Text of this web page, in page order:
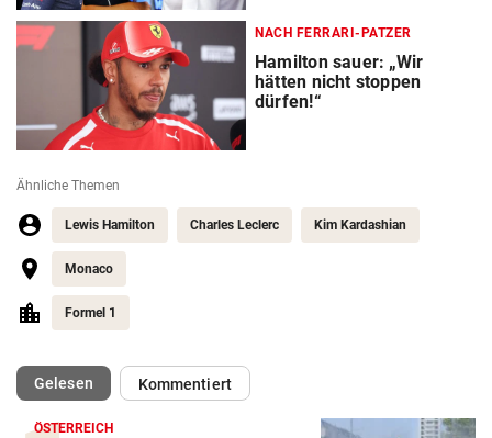
NACH FERRARI-PATZER
Hamilton sauer: „Wir
hätten nicht stoppen
dürfen!“
Ähnliche Themen
Lewis Hamilton Charles Leclerc Kim Kardashian
Monaco
Formel 1
Gelesen(ausgewählt)Kommentiert
ÖSTERREICH